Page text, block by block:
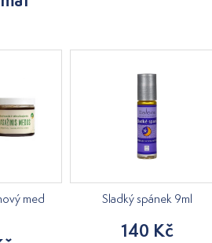
med
Sladký spánek 9ml
140 Kč